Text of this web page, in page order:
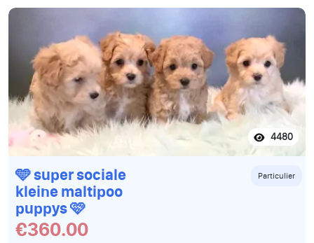
4480
🩵 super sociale
kleine maltipoo
puppys 🩷
Particulier
€360.00